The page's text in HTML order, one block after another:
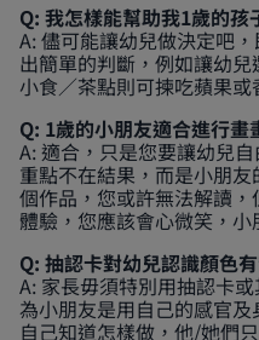
Q: 我怎樣能幫助我1歲的孩
A: 儘可能讓幼兒做決定吧
出簡單的判斷，例如讓幼
小食／茶點則可揀吃蘋果或
Q: 1歲的小朋友適合進行畫
A: 適合，只是您要讓幼兒
重點不在結果，而是小朋
個作品，您或許無法解讀
體驗，您應該會心微笑，小
Q: 抽認卡對幼兒認識顏色
A: 家長毋須特別用抽認卡
為小朋友是用自己的感官
自己知道怎樣做，他/她們